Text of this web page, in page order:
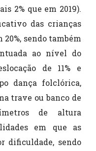
2% que em 2019).
das crianças
20%, sendo também
ao nível do
de 11% e
dança folclórica,
trave ou banco de
de altura
em que as
dificuldade, sendo